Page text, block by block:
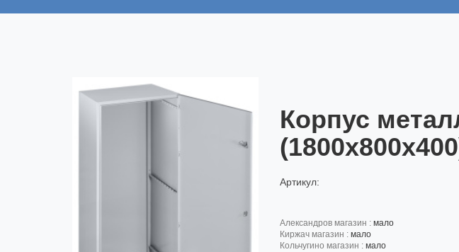
Корпус
Артикул:
александров магазин : мало
киржач магазин : мало
кольчугино магазин : мало